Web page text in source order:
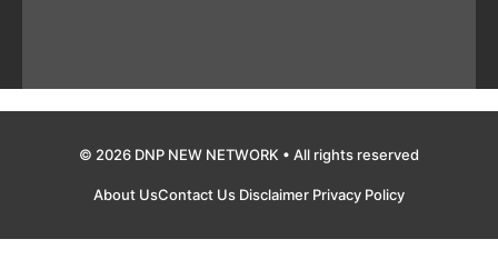
© 2026 DNP NEW NETWORK • All rights reserved
About UsContact Us Disclaimer Privacy Policy